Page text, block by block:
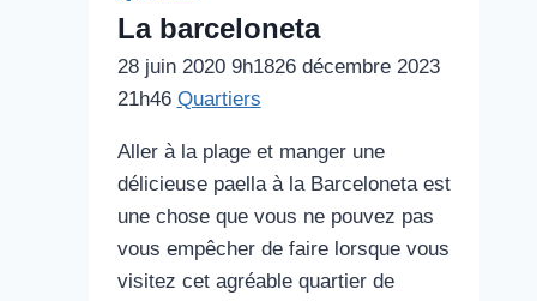
La barceloneta
28 juin 2020 9h1826 décembre 2023
21h46 Quartiers
Aller à la plage et manger une
délicieuse paella à la Barceloneta est
une chose que vous ne pouvez pas
vous empêcher de faire lorsque vous
visitez cet agréable quartier de